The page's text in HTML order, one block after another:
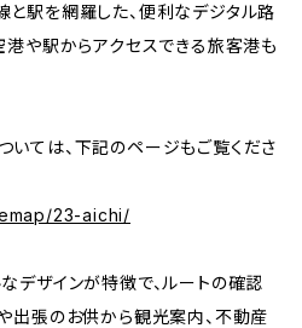
駅を網羅した、便利なデジタル路
港や駅からアクセスできる旅客港も
ては、下記のページもご覧くださ
23-aichi/
デザインが特徴で、ルートの確認
出張のお供から観光案内、不動産